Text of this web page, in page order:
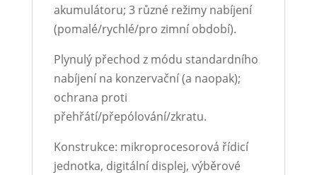
akumulátoru; 3 různé režimy nabíjení
(pomalé/rychlé/pro zimní období).
Plynulý přechod z módu standardního
nabíjení na konzervační (a naopak);
ochrana proti
přehřátí/přepólování/zkratu.
Konstrukce: mikroprocesorová řídicí
jednotka, digitální displej, výběrové